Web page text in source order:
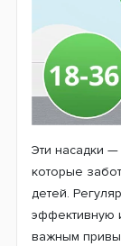
Эти насадки
которые
детей.
эффективную
важным